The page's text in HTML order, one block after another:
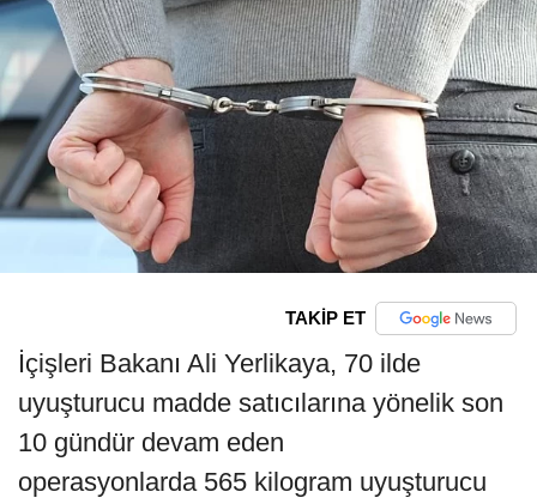
TAKİP ET
İçişleri Bakanı Ali Yerlikaya, 70 ilde
uyuşturucu madde satıcılarına yönelik son
10 gündür devam eden
operasyonlarda 565 kilogram uyuşturucu